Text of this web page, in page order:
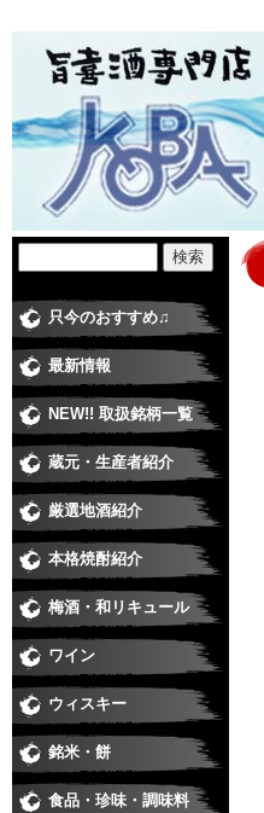
只今のおすすめ♫
最新情報
NEW!! 取扱銘柄一覧
蔵元・生産者紹介
厳選地酒紹介
本格焼酎紹介
梅酒・和リキュール
ワイン
ウィスキー
銘米・餅
食品・珍味・調味料